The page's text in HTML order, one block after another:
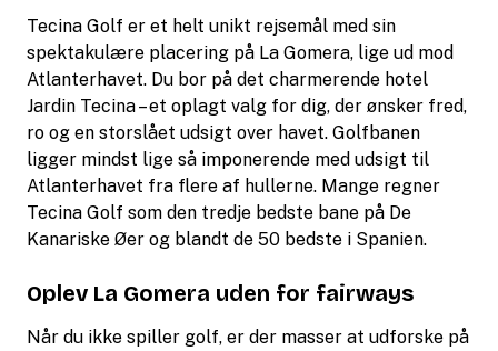
Tecina Golf er et helt unikt rejsemål med sin
spektakulære placering på La Gomera, lige ud mod
Atlanterhavet. Du bor på det charmerende hotel
Jardin Tecina – et oplagt valg for dig, der ønsker fred,
ro og en storslået udsigt over havet. Golfbanen
ligger mindst lige så imponerende med udsigt til
Atlanterhavet fra flere af hullerne. Mange regner
Tecina Golf som den tredje bedste bane på De
Kanariske Øer og blandt de 50 bedste i Spanien.
Oplev La Gomera uden for fairways
Når du ikke spiller golf, er der masser at udforske på